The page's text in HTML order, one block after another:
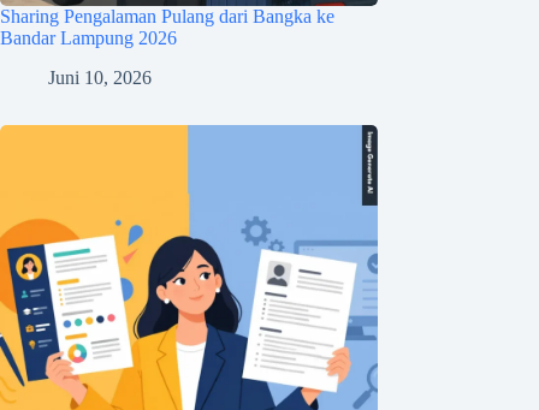
Sharing Pengalaman Pulang dari Bangka ke
Bandar Lampung 2026
Juni 10, 2026